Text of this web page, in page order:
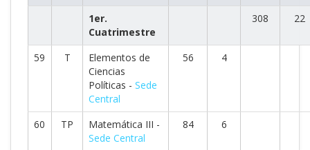
1er.
Cuatrimestre
308 22
59 T
Elementos de
Ciencias
Políticas - Sede
Central
56 4
60 TP
Matemática III -
Sede Central
84 6